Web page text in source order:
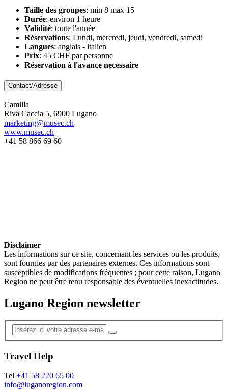
Taille des groupes: min 8 max 15
Durée: environ 1 heure
Validité: toute l'année
Réservations: Lundi, mercredi, jeudi, vendredi, samedi
Langues: anglais - italien
Prix: 45 CHF par personne
Réservation à l'avance necessaire
Contact/Adresse
Camilla
Riva Caccia 5, 6900 Lugano
marketing@musec.ch
www.musec.ch
+41 58 866 69 60
Disclaimer
Les informations sur ce site, concernant les services ou les produits,
sont fournies par des partenaires externes. Ces informations sont
susceptibles de modifications fréquentes ; pour cette raison, Lugano
Region ne peut être tenu responsable des éventuelles inexactitudes.
Lugano Region newsletter
Travel Help
Tel +41 58 220 65 00
info@luganoregion.com